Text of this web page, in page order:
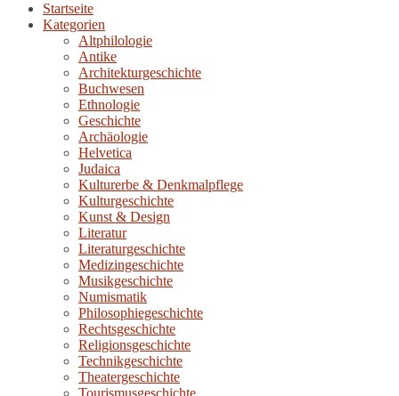
Startseite
Kategorien
Altphilologie
Antike
Architekturgeschichte
Buchwesen
Ethnologie
Geschichte
Archäologie
Helvetica
Judaica
Kulturerbe & Denkmalpflege
Kulturgeschichte
Kunst & Design
Literatur
Literaturgeschichte
Medizingeschichte
Musikgeschichte
Numismatik
Philosophiegeschichte
Rechtsgeschichte
Religionsgeschichte
Technikgeschichte
Theatergeschichte
Tourismusgeschichte